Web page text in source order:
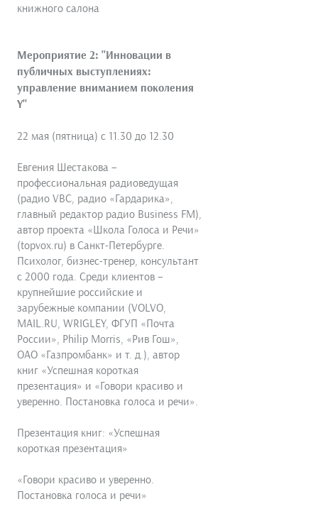
книжного салона
Мероприятие 2: "Инновации в
публичных выступлениях:
управление вниманием поколения
Y"
22 мая (пятница) с 11.30 до 12.30
Евгения Шестакова –
профессиональная радиоведущая
(радио VBC, радио «Гардарика»,
главный редактор радио Business FM),
автор проекта «Школа Голоса и Речи»
(topvox.ru) в Санкт-Петербурге.
Психолог, бизнес-тренер, консультант
с 2000 года. Среди клиентов –
крупнейшие российские и
зарубежные компании (VOLVO,
MAIL.RU, WRIGLEY, ФГУП «Почта
России», Philip Morris, «Рив Гош»,
ОАО «Газпромбанк» и т. д.), автор
книг «Успешная короткая
презентация» и «Говори красиво и
уверенно. Постановка голоса и речи».
Презентация книг: «Успешная
короткая презентация»
«Говори красиво и уверенно.
Постановка голоса и речи»